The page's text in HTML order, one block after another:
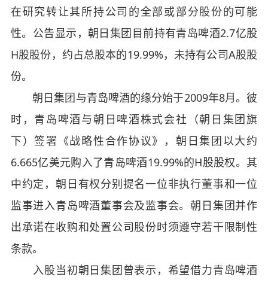
在研究转让其所持公司的全部或部分股份的可能
性。公告显示，朝日集团目前持有青岛啤酒2.7亿股
H股股份，约占总股本的19.99%，未持有公司A股股
份。
朝日集团与青岛啤酒的缘分始于2009年8月。彼
时，青岛啤酒与朝日啤酒株式会社（朝日集团旗
下）签署《战略性合作协议》，朝日集团以大约
6.665亿美元购入了青岛啤酒19.99%的H股股权。其
中约定，朝日有权分别提名一位非执行董事和一位
监事进入青岛啤酒董事会及监事会。朝日集团并作
出承诺在收购和处置公司股份时须遵守若干限制性
条款。
入股当初朝日集团曾表示，希望借力青岛啤酒